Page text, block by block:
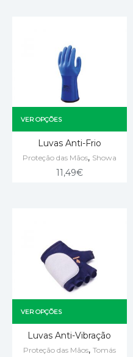
VER OPÇÕES
Luvas Anti-Frio
Proteção das Mãos, Showa
11,49€
VER OPÇÕES
Luvas Anti-Vibração
Proteção das Mãos, Tomás